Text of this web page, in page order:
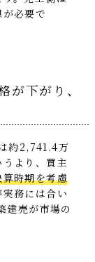
必要で
が下がり、
約2,741.4万
より、買主
算時期を考慮
務には合い
建売が市場の